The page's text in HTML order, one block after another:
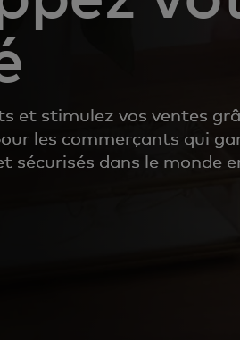
et stimulez vos ventes
les commerçants qui
sécurisés dans le monde